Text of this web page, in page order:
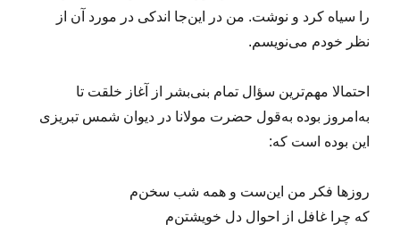
ی
پ
ذ
را سیاه کرد و نوشت. من در این‌جا اندکی در مورد آن از
نظر خودم می‌نویسم.
احتمالا مهم‌ترین سؤال تمام بنی‌بشر از آغاز خلقت تا
به‌امروز بوده به‌قول حضرت مولانا در دیوان شمس تبریزی
این بوده است که:
روزها فکر من این‌ست و همه شب سخن‌م
که چرا غافل از احوال دل خویشتن‌م